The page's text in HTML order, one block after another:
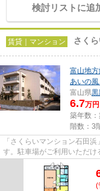
検討リストに追
賃貸｜マンション さく
富山地
あいの
富山県
6.7万円
築年数：
階数：3
「さくらいマンション石田
す。駐車場がご利用いただ
好です。新生活を黒部市で始...
(